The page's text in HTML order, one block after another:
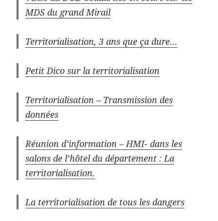
MDS du grand Mirail
Territorialisation, 3 ans que ça dure…
Petit Dico sur la territorialisation
Territorialisation – Transmission des
données
Réunion d’information – HMI- dans les
salons de l’hôtel du département : La
territorialisation.
La territorialisation de tous les dangers